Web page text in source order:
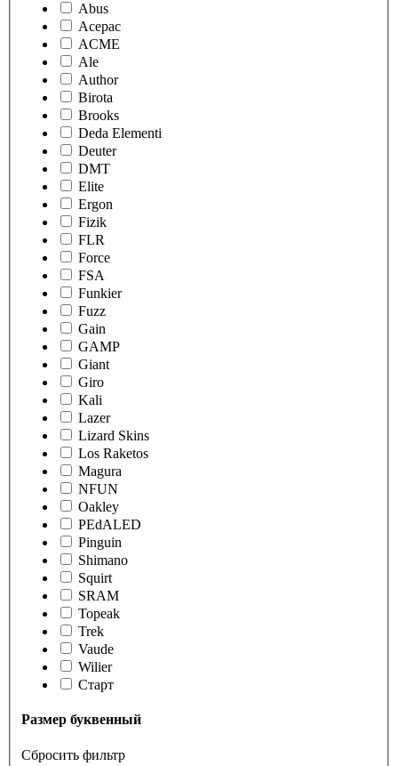
Abus
Acepac
ACME
Ale
Author
Birota
Brooks
Deda Elementi
Deuter
DMT
Elite
Ergon
Fizik
FLR
Force
FSA
Funkier
Fuzz
Gain
GAMP
Giant
Giro
Kali
Lazer
Lizard Skins
Los Raketos
Magura
NFUN
Oakley
PEdALED
Pinguin
Shimano
Squirt
SRAM
Topeak
Trek
Vaude
Wilier
Старт
Размер буквенный
Сбросить фильтр